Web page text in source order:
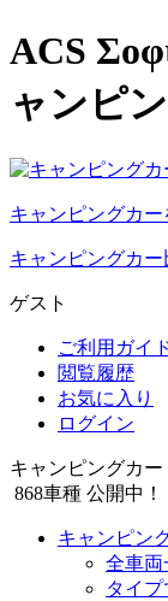
ACS
ャンピ
キャンピングカ
キャンピングカ
ゲスト
ご利用ガイ
閲覧履歴
お気に入り
ログイン
キャンピングカー
868車種 公開中！
キャンピン
全車両
タイ